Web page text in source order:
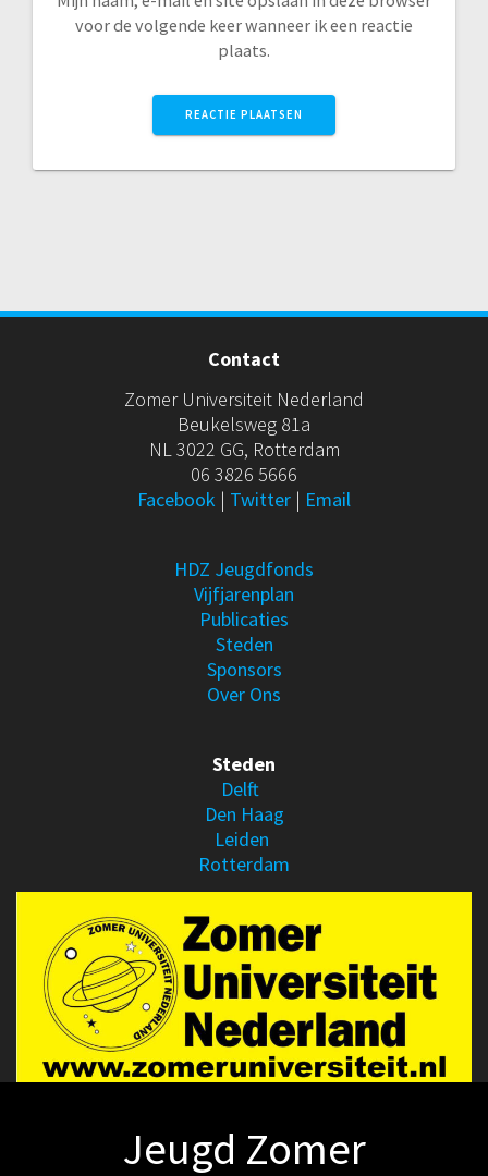
voor de volgende keer wanneer ik een reactie
plaats.
Contact
Zomer Universiteit Nederland
Beukelsweg 81a
NL 3022 GG, Rotterdam
06 3826 5666
Facebook | Twitter | Email
HDZ Jeugdfonds
Vijfjarenplan
Publicaties
Steden
Sponsors
Over Ons
Steden
Delft
Den Haag
Leiden
Rotterdam
Jeugd Zomer